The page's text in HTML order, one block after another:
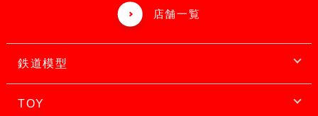
店舗一覧
鉄道模型
TOY